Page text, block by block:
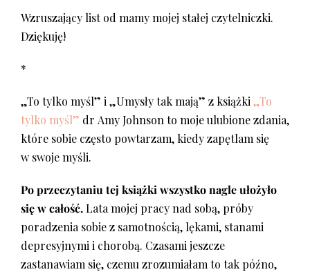
Wzruszający list od mamy mojej stałej czytelniczki.
Dziękuję!
*
„To tylko myśl” i „Umysły tak mają” z książki „To
tylko myśl” dr Amy Johnson to moje ulubione zdania,
które sobie często powtarzam, kiedy zapętlam się
w swoje myśli.
Po przeczytaniu tej książki wszystko nagle ułożyło
się w całość.Lata mojej pracy nad sobą, próby
poradzenia sobie z samotnością, lękami, stanami
depresyjnymi i chorobą. Czasami jeszcze
zastanawiam się, czemu zrozumiałam to tak późno,